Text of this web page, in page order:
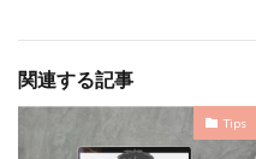
関連する記事
Tips